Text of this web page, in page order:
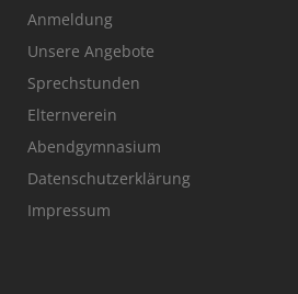
Anmeldung
Unsere Angebote
Sprechstunden
Elternverein
Abendgymnasium
Datenschutzerklärung
Impressum